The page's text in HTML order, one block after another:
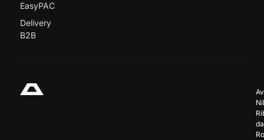
EasyPAC
Delivery
B2B
da